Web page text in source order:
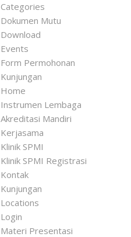
Categories
Dokumen Mutu
Download
Events
Form Permohonan
Kunjungan
Home
Instrumen Lembaga
Akreditasi Mandiri
Kerjasama
Klinik SPMI
Klinik SPMI Registrasi
Kontak
Kunjungan
Locations
Login
Materi Presentasi